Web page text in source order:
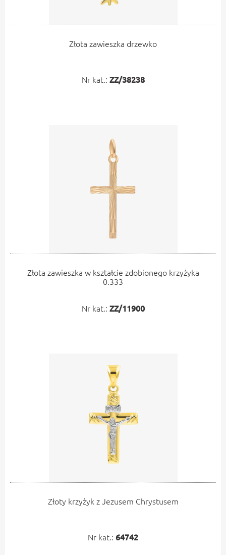
Złota zawieszka drzewko
Nr kat.: ZZ/38238
Złota zawieszka w kształcie zdobionego krzyżyka
0.333
Nr kat.: ZZ/11900
Złoty krzyżyk z Jezusem Chrystusem
Nr kat.: 64742